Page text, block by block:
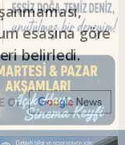
esasına göre
belirledi.
OL